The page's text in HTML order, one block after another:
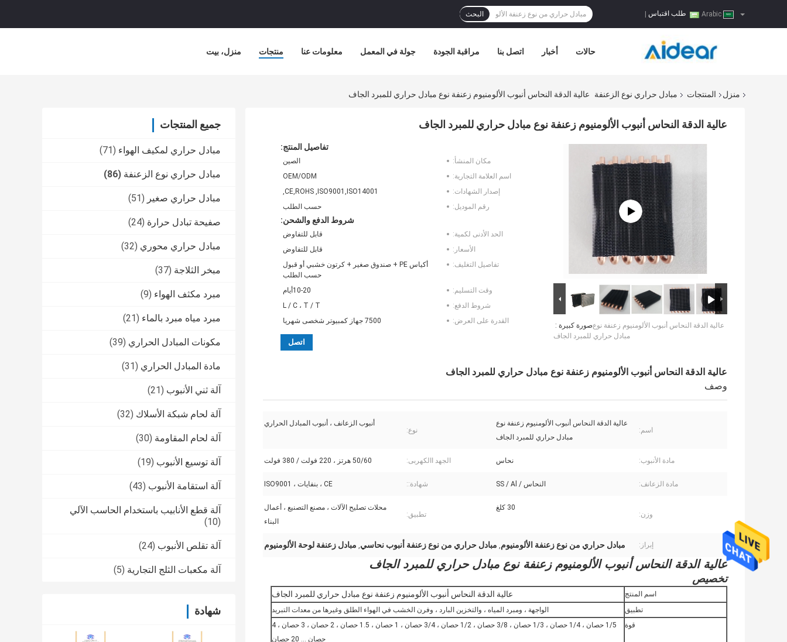
طلب اقتباس البحث
منزل، بيت منتجات معلومات عنا جولة في المعمل مراقبة الجودة اتصل بنا أخبار حالات
منزل المنتجات مبادل حراري نوع الزعنفة عالية الدقة النحاس أنبوب الألومنيوم زعنفة نوع مبادل حراري للمبرد الجاف
جميع المنتجات
مبادل حراري لمكيف الهواء (71)
مبادل حراري نوع الزعنفة (86)
مبادل حراري صغير (51)
صفيحة تبادل حرارة (24)
مبادل حراري محوري (32)
مبخر الثلاجة (37)
مبرد مكثف الهواء (9)
مبرد مياه مبرد بالماء (21)
مكونات المبادل الحراري (39)
مادة المبادل الحراري (31)
آلة ثني الأنبوب (21)
آلة لحام شبكة الأسلاك (32)
آلة لحام المقاومة (30)
آلة توسيع الأنبوب (19)
آلة استقامة الأنبوب (43)
آلة قطع الأنابيب باستخدام الحاسب الآلي
(10)
آلة تقلص الأنبوب (24)
آلة مكعبات الثلج التجارية (5)
شهادة
عالية الدقة النحاس أنبوب الألومنيوم زعنفة نوع مبادل حراري للمبرد الجاف
صورة كبيرة :عالية الدقة النحاس أنبوب الألومنيوم زعنفة نوع
مبادل حراري للمبرد الجاف
تفاصيل المنتج:
مكان المنشأ:
الصين
اسم العلامة التجارية:
OEM/ODM
إصدار الشهادات:
CE,ROHS ,ISO9001,ISO14001,
رقم الموديل:
حسب الطلب
شروط الدفع والشحن:
الحد الأدنى لكمية:
قابل للتفاوض
الأسعار:
قابل للتفاوض
تفاصيل التغليف:
أكياس PE + صندوق صغير + كرتون خشبي أو قبول
حسب الطلب
وقت التسليم:
10-20أيام
شروط الدفع:
L / C ، T / T
القدرة على العرض:
7500 جهاز كمبيوتر شخصى شهريا
اتصل
عالية الدقة النحاس أنبوب الألومنيوم زعنفة نوع مبادل حراري للمبرد الجاف
وصف
اسم:
عالية الدقة النحاس أنبوب الألومنيوم زعنفة نوع
مبادل حراري للمبرد الجاف
نوع:
أنبوب الزعانف ، أنبوب المبادل الحراري
مادة الأنبوب: نحاس الجهد االكهربى: 50/60 هرتز ، 220 فولت / 380 فولت
مادة الزعانف: النحاس / SS / Al شهادة:: CE ، بنفايات ، ISO9001
وزن:
30 كلغ
تطبيق:
محلات تصليح الآلات ، مصنع التصنيع ، أعمال
البناء
إبراز: مبادل حراري من نوع زعنفة الألومنيوم, مبادل حراري من نوع زعنفة أنبوب نحاسي, مبادل زعنفة لوحة الألومنيوم
عالية الدقة النحاس أنبوب الألومنيوم زعنفة نوع مبادل حراري للمبرد الجاف
تخصيص
اسم المنتج عالية الدقة النحاس أنبوب الألومنيوم زعنفة نوع مبادل حراري للمبرد الجاف
تطبيق
الواجهة ، ومبرد المياه ، والتخزين البارد ، وفرن الخشب في الهواء الطلق وغيرها من معدات التبريد
قوة
1/5 حصان ، 1/4 حصان ، 1/3 حصان ، 3/8 حصان ، 1/2 حصان ، 3/4 حصان ، 1 حصان ، 1.5 حصان ، 2 حصان ، 3 حصان ، 4
حصان ... 20 حصان